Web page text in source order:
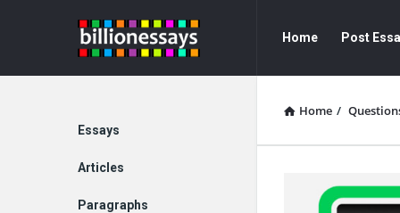
Billion
Essays
Essays
Navigation
Home Post
Home /
Explore
Essays
Articles
Paragraphs